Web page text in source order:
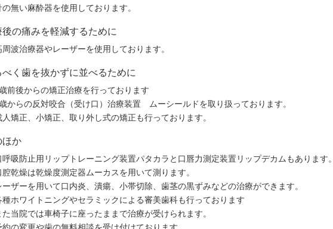
の無い麻酔器を使用しております。
後の痛みを軽減するために
周波治療器やレーザーを使用しております。
べく歯を抜かずに並べるために
前後からの矯正治療を行っております
からの反対咬合（受け口）治療装置 ムーシールドを取り扱っております。
人矯正、小矯正、取り外し式の矯正も行っております。
ほか
呼吸防止用リップトレーニング装置パタカラと口唇力測定装置リップデカムもあります。
腔乾燥は乾燥度測定器ムーカスを用いて測ります。
ーザーを用いて口内炎、潰瘍、小帯切除、歯茎の黒ずみなどの治療ができます。
種ホワイトニングやセラミックによる審美歯科も行っております
た当院では車椅子に座ったままで治療が受けられます。